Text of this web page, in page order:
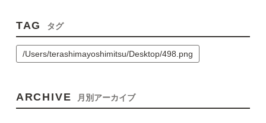
TAG タグ
/Users/terashimayoshimitsu/Desktop/498.png
ARCHIVE 月別アーカイブ